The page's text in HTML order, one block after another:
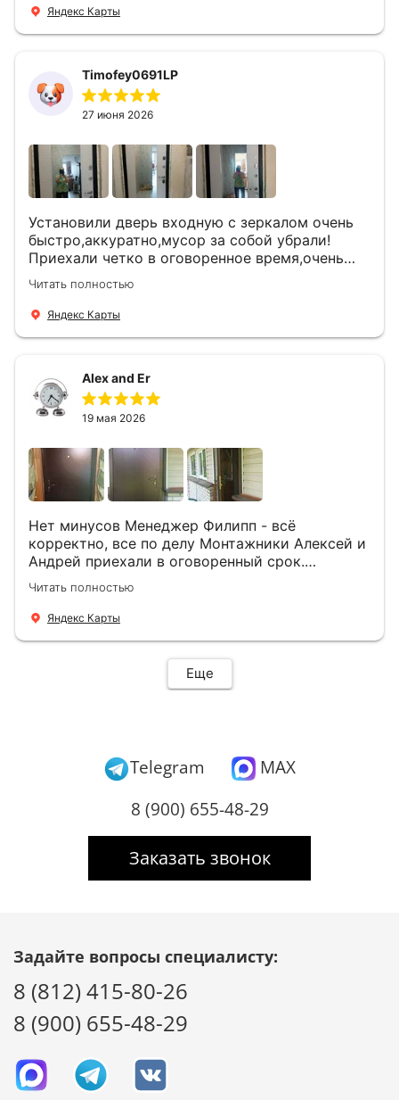
Яндекс Карты
Timofey0691LP
27 июня 2026
Установили дверь входную с зеркалом очень
быстро,аккуратно,мусор за собой убрали!
Приехали четко в оговоренное время,очень
вежливые,деликатные рабочие .Все
понравилось и дверь ,и работа и цена!
Читать полностью
Яндекс Карты
Alex and Er
19 мая 2026
Нет минусов Менеджер Филипп - всё
корректно, все по делу Монтажники Алексей и
Андрей приехали в оговоренный срок.
Демонтировали старую дверь и установили
новую буквально за час Быстро и качественно
+ нормальные цены Всем большое спасибо
Читать полностью
Яндекс Карты
Еще
Telegram
MAX
8 (900) 655-48-29
Заказать звонок
Задайте вопросы специалисту:
8 (812) 415-80-26
8 (900) 655-48-29